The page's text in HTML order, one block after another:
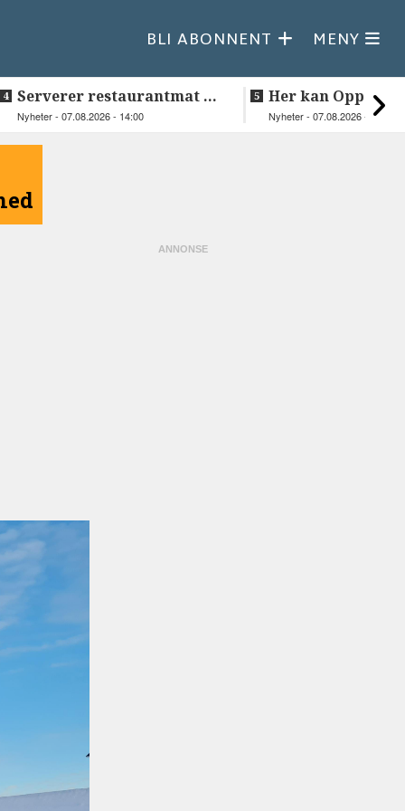
BLI ABONNENT MENY
Serverer restaurantmat til
beboerne
Nyheter - 07.08.2026 - 14:00
Her kan Oppeid
videre
Nyheter - 07.08.2026 - 10:18